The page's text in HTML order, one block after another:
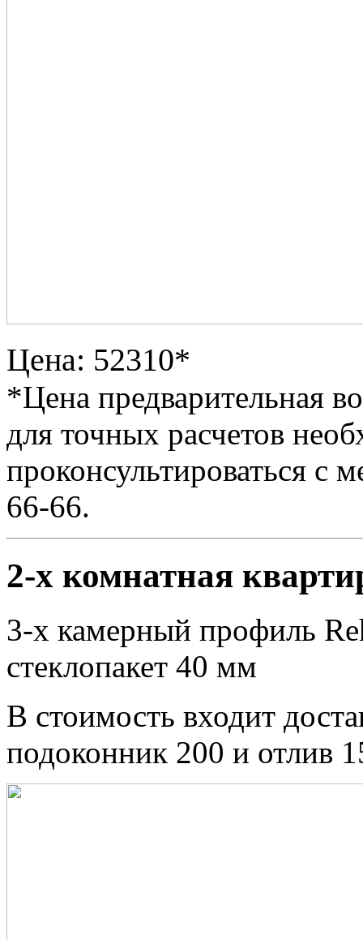
Цена: 52310*
*Цена предварительная
для точных расчетов
проконсультироваться с
66-66.
2-х комнатная
3-х камерный профиль
стеклопакет 40 мм
В стоимость входит
подоконник 200 и отлив